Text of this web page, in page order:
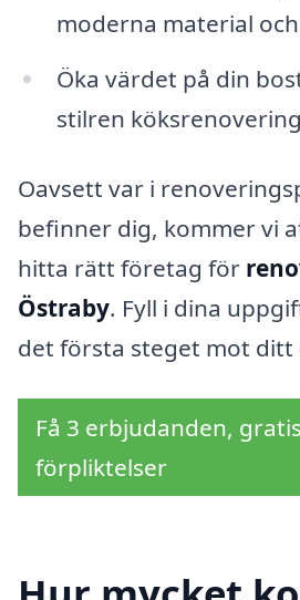
moderna material
Öka värdet på din
stilren köksrenovering
Oavsett var i
befinner dig, kommer vi
hitta rätt företag för
Östraby. Fyll i dina
det första steget mot ditt
Få 3 erbjudanden,
förpliktelser